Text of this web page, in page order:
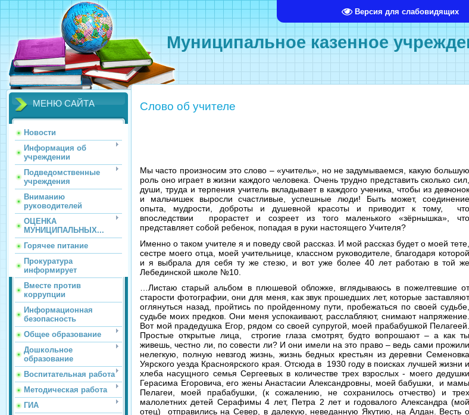
Версия для слабовидящих
Муниципальное казенное
МЕНЮ САЙТА
Новости
Информация об
учреждении
Подведомственные
учреждения
Вниманию
руководителей
ОЦЕНКА
МУНИЦИПАЛЬНЫХ...
Горячее питание
Прокуратура
информирует
Вместе против
коррупции
Информационная
безопасность
Общее образование
Дошкольное
образование
Воспитательная работа
Методическая работа
ГИА
Слово об учителе
Мы часто произносим это слово – «учитель», но не задумываемся, какую большую
роль оно играет в жизни каждого человека. Очень трудно представить сколько сил,
души, труда и терпения учитель вкладывает в каждого ученика, чтобы из девчонок
и мальчишек выросли счастливые, успешные люди! Быть может, соединение
опыта, мудрости, доброты и душевной красоты и приводит к тому, что
впоследствии прорастет и созреет из того маленького «зёрнышка», что
представляет собой ребенок, попадая в руки настоящего Учителя?
Именно о таком учителе я и поведу свой рассказ. И мой рассказ будет о моей тете,
сестре моего отца, моей учительнице, классном руководителе, благодаря которой
и я выбрала для себя ту же стезю, и вот уже более 40 лет работаю в той же
Лебединской школе №10.
…Листаю старый альбом в плюшевой обложке, вглядываюсь в пожелтевшие от
старости фотографии, они для меня, как звук прошедших лет, которые заставляют
оглянуться назад, пройтись по пройденному пути, пробежаться по своей судьбе,
судьбе моих предков. Они меня успокаивают, расслабляют, снимают напряжение.
Вот мой прадедушка Егор, рядом со своей супругой, моей прабабушкой Пелагеей.
Простые открытые лица, строгие глаза смотрят, будто вопрошают – а как ты
живешь, честно ли, по совести ли? И они имели на это право – ведь сами прожили
нелегкую, полную невзгод жизнь, жизнь бедных крестьян из деревни Семеновка
Уярского уезда Красноярского края. Отсюда в 1930 году в поисках лучшей жизни и
хлеба насущного семья Сергеевых в количестве трех взрослых - моего дедушки
Герасима Егоровича, его жены Анастасии Александровны, моей бабушки, и мамы
Пелагеи, моей прабабушки, (к сожалению, не сохранилось отчество) и трех
малолетних детей Серафимы 4 лет, Петра 2 лет и годовалого Александра (мой
отец) отправились на Север, в далекую, неведанную Якутию, на Алдан. Весть о